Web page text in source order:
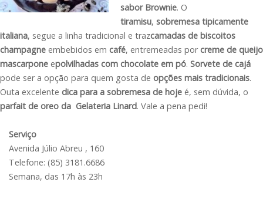
sabor Brownie. O
tiramisu, sobremesa tipicamente
italiana, segue a linha tradicional e trazcamadas de biscoitos
champagne embebidos em café, entremeadas porcreme de queijo
mascarpone epolvilhadas com chocolate em pó. Sorvete de cajá
pode ser a opção para quem gosta de opções mais tradicionais.
Outa excelente dica para a sobremesa de hoje é, sem dúvida, o
parfait de oreo da Gelateria Linard. Vale a pena pedi!
Serviço
Avenida Júlio Abreu , 160
Telefone: (85) 3181.6686
Semana, das 17h às 23h